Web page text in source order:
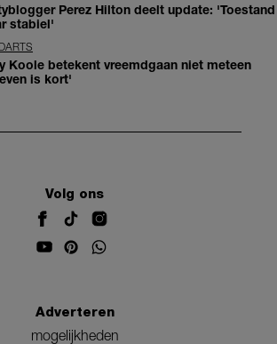
Perez Hilton deelt update: 'Toestand
stabiel'
Koole betekent vreemdgaan niet meteen
is kort'
Volg ons
Adverteren
mogelijkheden